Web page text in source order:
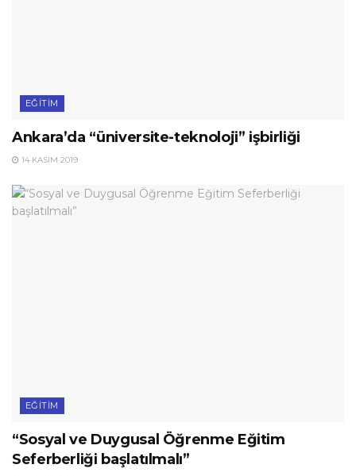
EĞITIM
Ankara’da “üniversite-teknoloji” işbirliği
14 KASIM 2019
EĞITIM
“Sosyal ve Duygusal Öğrenme Eğitim
Seferberliği başlatılmalı”